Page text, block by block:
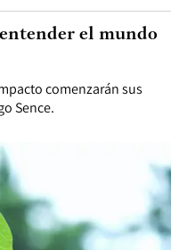
comenzarán sus
Sence.
el mundo